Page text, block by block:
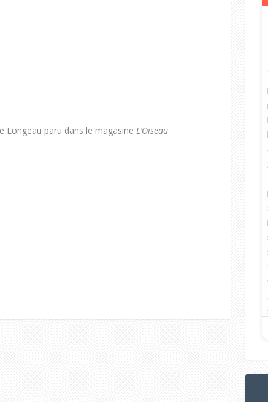
Longeau paru dans le magasineL’Oiseau.